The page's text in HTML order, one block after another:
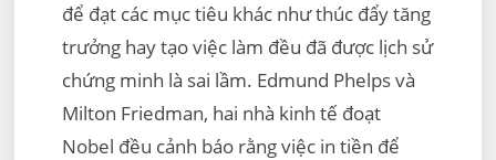
để đạt các mục tiêu khác như thúc đẩy tăng
trưởng hay tạo việc làm đều đã được lịch sử
chứng minh là sai lầm. Edmund Phelps và
Milton Friedman, hai nhà kinh tế đoạt
Nobel đều cảnh báo rằng việc in tiền để